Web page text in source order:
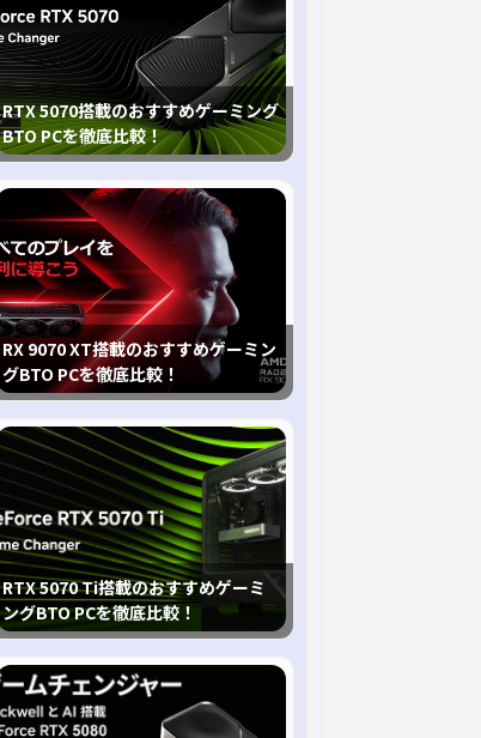
RTX 5070搭載のおすすめゲーミング
BTO PCを徹底比較！
RX 9070 XT搭載のおすすめゲーミン
グBTO PCを徹底比較！
RTX 5070 Ti搭載のおすすめゲーミ
ングBTO PCを徹底比較！